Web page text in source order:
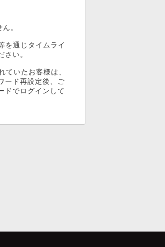
。
を通じタイムライ
さい。
ていたお客様は、
ード再設定後、ご
ドでログインして